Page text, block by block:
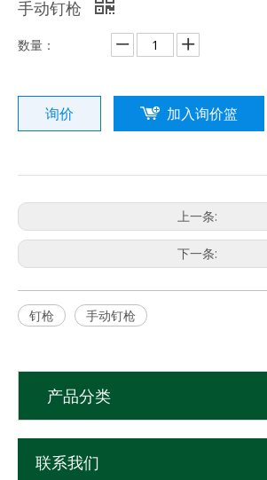
手动钉枪
数量：
询价 加入询价篮
上一条:
下一条:
钉枪 手动钉枪
产品分类
联系我们